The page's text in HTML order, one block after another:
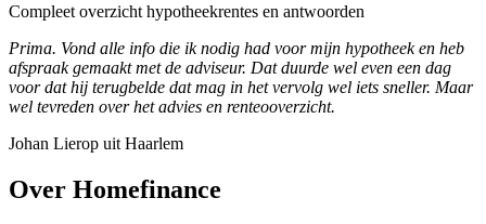
Compleet overzicht hypotheekrentes en antwoorden
Prima. Vond alle info die ik nodig had voor mijn hypotheek en heb
afspraak gemaakt met de adviseur. Dat duurde wel even een dag
voor dat hij terugbelde dat mag in het vervolg wel iets sneller. Maar
wel tevreden over het advies en renteooverzicht.
Johan Lierop uit Haarlem
Over Homefinance